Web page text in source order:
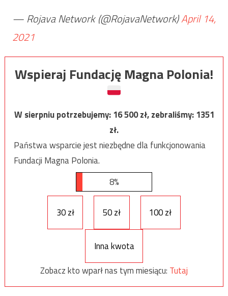
— Rojava Network (@RojavaNetwork)April 14,
2021
Wspieraj Fundację Magna Polonia!
W sierpniu potrzebujemy:16 500zł, zebraliśmy:1351
zł.
Państwa wsparcie jest niezbędne dla funkcjonowania
Fundacji Magna Polonia.
8%
30 zł 50 zł 100 zł
Inna kwota
Zobacz kto wparł nas tym miesiącu: Tutaj